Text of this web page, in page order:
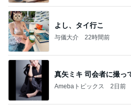
よし、タイ行こ
与儀大介 22時間前
真矢ミキ 司会者に撮っ
Amebaトピックス 2日前